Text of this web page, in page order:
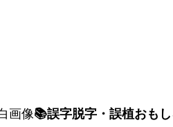
画像📚誤字脱字・誤植おも